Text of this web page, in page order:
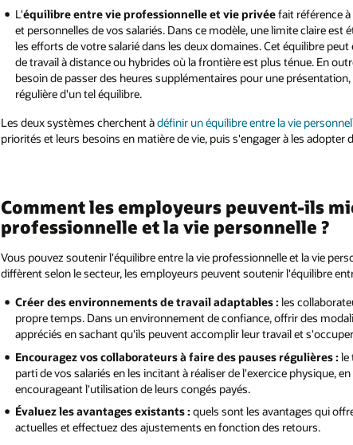
L'équilibre entre vie professionnelle et vie privéefait référence
et personnelles de vos salariés. Dans ce modèle, une limite claire
les efforts de votre salarié dans les deux domaines. Cet équilibre
de travail à distance ou hybrides où la frontière est plus ténue. En
besoin de passer des heures supplémentaires pour une
régulière d'un tel équilibre.
Les deux systèmes cherchent àdéfinir un équilibre entre la vie
priorités et leurs besoins en matière de vie, puis s'engager à les
Comment les employeurs peuvent-ils
professionnelle et la vie personnelle ?
Vous pouvez soutenir l'équilibre entre la vie professionnelle et la vie
diffèrent selon le secteur, les employeurs peuvent soutenir l'équilibre
Créer des environnements de travail adaptables : les
propre temps. Dans un environnement de confiance, offrir des
appréciés en sachant qu'ils peuvent accomplir leur travail et
Encouragez vos collaborateurs à faire des pauses régulières : le
parti de vos salariés en les incitant à réaliser de l'exercice physique,
encourageant l'utilisation de leurs congés payés.
Évaluez les avantages existants : quels sont les avantages qui
actuelles et effectuez des ajustements en fonction des retours.